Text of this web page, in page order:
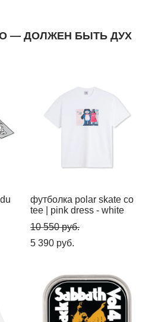
— ДОЛЖЕН БЫТЬ ДУХ
футболка polar skate co
tee | pink dress - white
10 550 pуб.
5 390 pуб.